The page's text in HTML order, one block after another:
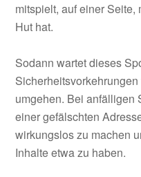
mitspielt, auf einer Seite,
Hut hat.
Sodann wartet dieses
umgehen. Bei anfälligen
einer gefälschten
wirkungslos zu machen
Inhalte etwa zu haben.